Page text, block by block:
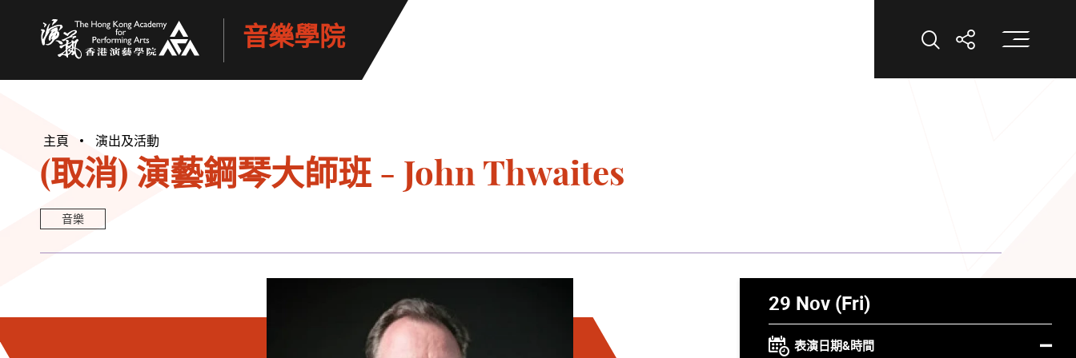
音樂學院 打開搜索打開分享打
主頁 演出及活動
(取消) 演藝鋼琴大師班 - John Thwaites
音樂
29 Nov (Fri)
表演日期&時間